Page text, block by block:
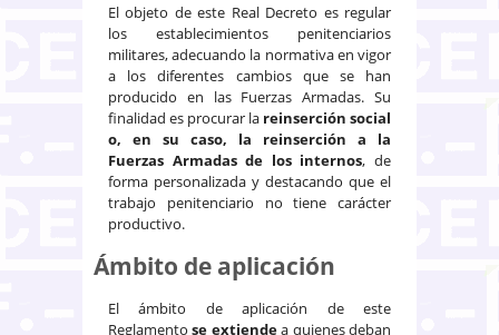
El objeto de este Real Decreto es regular
los establecimientos penitenciarios
militares, adecuando la normativa en vigor
a los diferentes cambios que se han
producido en las Fuerzas Armadas. Su
finalidad es procurar la reinserción social
o, en su caso, la reinserción a la
Fuerzas Armadas de los internos, de
forma personalizada y destacando que el
trabajo penitenciario no tiene carácter
productivo.
Ámbito de aplicación
El ámbito de aplicación de este
Reglamentose extiendea quienes deban